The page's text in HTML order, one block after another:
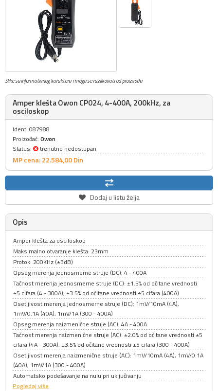
Slike su informativnog karaktera i mogu se razlikovati od proizvoda
Amper klešta Owon CP024, 4-400A, 200kHz, za
osciloskop
Ident: 087988
Proizođač: Owon
Status:
trenutno nedostupan
MP cena: 22.584,00Din
Dodaj u listu želja
Opis
Amper klešta za osciloskop
Maksimalno otvaranje klešta: 23mm
Protok: 200KHz (±3dB)
Opseg merenja jednosmerne struje (DC): 4 - 400A
Tačnost merenja jednosmerne struje (DC): ±1.5% od očitane vrednosti
±5 cifara (4 - 300A), ±3.5% od očitane vrednosti ±5 cifara (400A)
Osetljivost merenja jednosmerne struje (DC): 1mV/10mA (4A),
1mV/0.1A (40A), 1mV/1A (300 - 400A)
Opseg merenja naizmenične struje (AC): 4A - 400A
Tačnost merenja naizmenične struje (AC): ±2.0% od očitane vrednosti ±5
cifara (4A - 300A), ±3.5% od očitane vrednosti ±5 cifara (300 - 400A)
Osetljivost merenja naizmenične struje (AC): 1mV/10mA (4A), 1mV/0.1A
(40A), 1mV/1A (300 - 400A)
Automatsko podešavanje na nulu pri uključivanju
Pogledaj više